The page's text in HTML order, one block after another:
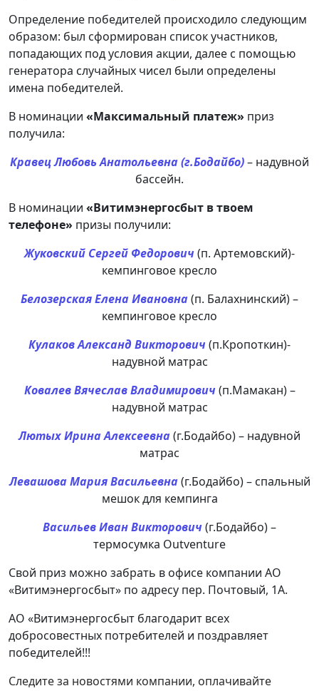
Определение победителей происходило следующим
образом: был сформирован список участников,
попадающих под условия акции, далее с помощью
генератора случайных чисел были определены
имена победителей.
В номинации «Максимальный платеж» приз
получила:
Кравец Любовь Анатольевна (г.Бодайбо)– надувной
бассейн.
В номинации «Витимэнергосбыт в твоем
телефоне» призы получили:
Жуковский Сергей Федорович(п. Артемовский)-
кемпинговое кресло
Белозерская Елена Ивановна (п. Балахнинский) –
кемпинговое кресло
Кулаков Александ Викторович(п.Кропоткин)-
надувной матрас
Ковалев Вячеслав Владимирович(п.Мамакан) –
надувной матрас
Лютых Ирина Алексеевна (г.Бодайбо) – надувной
матрас
Левашова Мария Васильевна (г.Бодайбо) – спальный
мешок для кемпинга
Васильев Иван Викторович(г.Бодайбо) –
термосумка Outventure
Свой приз можно забрать в офисе компании АО
«Витимэнергосбыт» по адресу пер. Почтовый, 1А.
АО «Витимэнергосбыт благодарит всех
добросовестных потребителей и поздравляет
победителей!!!
Следите за новостями компании, оплачивайте